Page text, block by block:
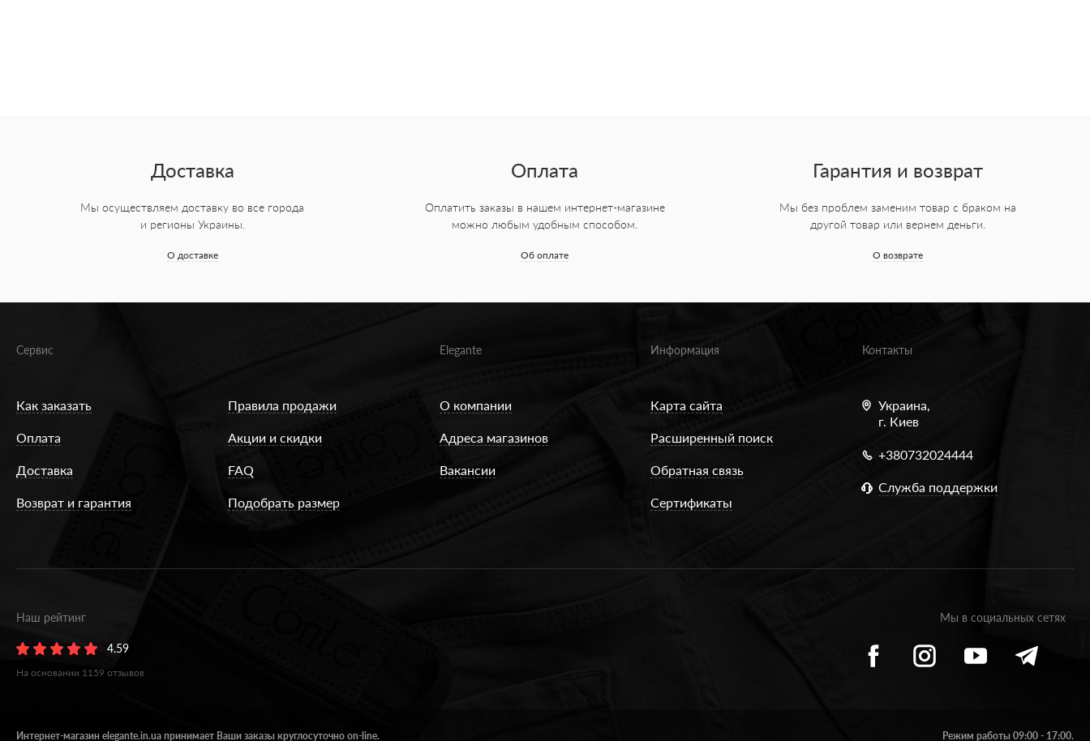
Доставка
Мы осуществляем доставку во все города
и регионы Украины.
О доставке
Оплата
Оплатить заказы в нашем интернет-магазине
можно любым удобным способом.
Об оплате
Гарантия и возврат
Мы без проблем заменим товар с браком на
другой товар или вернем деньги.
О возврате
Сервис
Как заказать
Оплата
Доставка
Возврат и гарантия
Правила продажи
Акции и скидки
FAQ
Подобрать размер
Elegante
О компании
Адреса магазинов
Вакансии
Информация
Карта сайта
Расширенный поиск
Обратная связь
Сертификаты
Контакты
Украина,
г. Киев
+380732024444
Служба поддержки
Наш рейтинг
4.59
На основании 1159 отзывов
Мы в социальных сетях
Интернет-магазин elegante.in.ua принимает Ваши заказы круглосуточно on-line. Режим работы 09:00 - 17:00.